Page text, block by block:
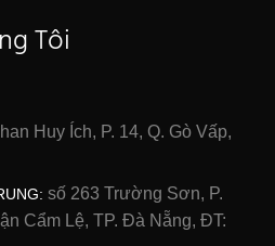
Tôi
Huy Ích, P. 14, Q. Gò Vấp,
số 263 Trường Sơn, P.
Cẩm Lệ, TP. Đà Nẵng, ĐT: